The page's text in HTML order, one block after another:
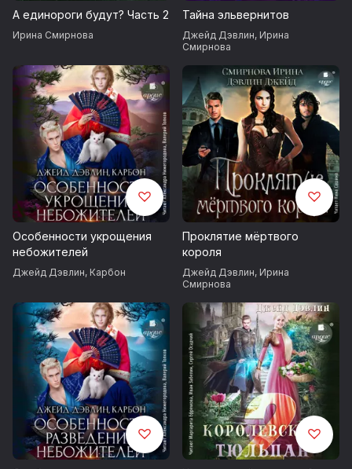
А единороги будут? Часть 2
Ирина Смирнова
Тайна эльвернитов
Джейд Дэвлин, Ирина
Смирнова
Особенности укрощения
небожителей
Джейд Дэвлин, Карбон
Проклятие мёртвого
короля
Джейд Дэвлин, Ирина
Смирнова